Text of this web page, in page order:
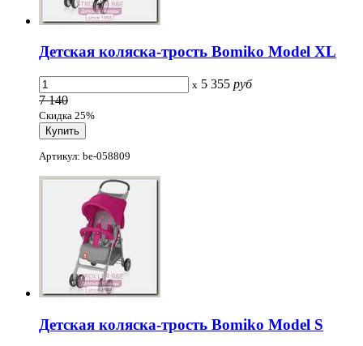
Детская коляска-трость Bomiko Model XL
x 5 355 руб
7 140
Скидка 25%
Артикул: be-058809
Детская коляска-трость Bomiko Model S